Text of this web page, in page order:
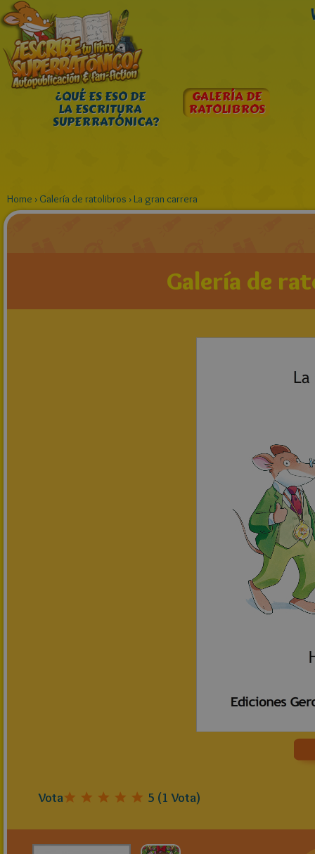
¿QUÉ ES ESO DE
LA ESCRITURA
SUPERRATÓNICA?
GALERÍA DE
RATOLIBROS
Home › Galería de ratolibros › La gran carrera
Galería de
Vota 5 (1 Vota)